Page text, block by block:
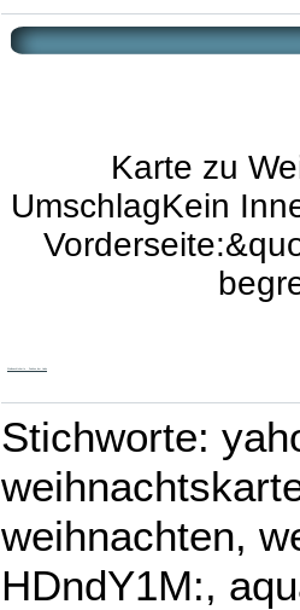
Karte zu
UmschlagKein
Weihnachtskarte - Zeichen der Liebe
Stichworte:
weihnachten,
HDndY1M:,